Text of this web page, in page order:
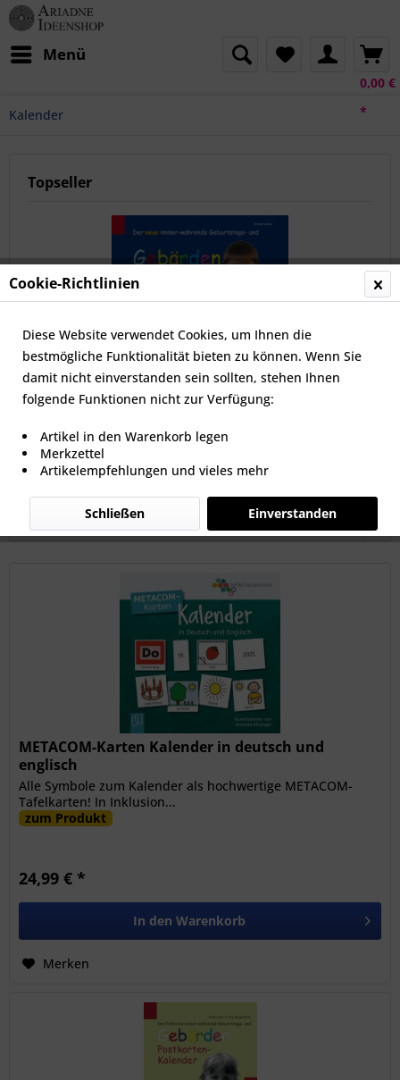
Menü
0,00 €
*
Kalender
Topseller
Der neue immerwährende Geburtstags-Gebärden-
Kalender
METACOM-Karten Kalender in deutsch und
englisch
Alle Symbole zum Kalender als hochwertige METACOM-
Tafelkarten! In Inklusion...
zum Produkt
24,99 € *
In den Warenkorb
Merken
Cookie-Richtlinien
Diese Website verwendet Cookies, um Ihnen die
bestmögliche Funktionalität bieten zu können. Wenn Sie
damit nicht einverstanden sein sollten, stehen Ihnen
folgende Funktionen nicht zur Verfügung:
Artikel in den Warenkorb legen
Merkzettel
Artikelempfehlungen und vieles mehr
Einverstanden
Schließen